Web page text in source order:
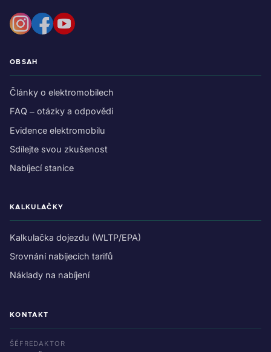
OBSAH
Články o elektromobilech
FAQ – otázky a odpovědi
Evidence elektromobilu
Sdílejte svou zkušenost
Nabíjecí stanice
KALKULAČKY
Kalkulačka dojezdu (WLTP/EPA)
Srovnání nabíjecích tarifů
Náklady na nabíjení
KONTAKT
ŠÉFREDAKTOR